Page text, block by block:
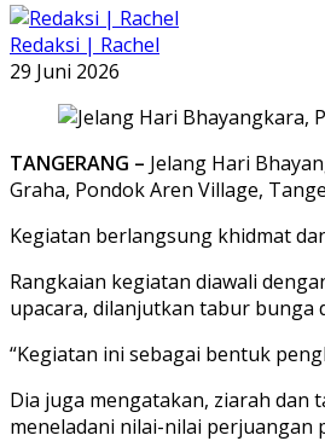
Redaksi | Rachel
29 Juni 2026
TANGERANG – Jelang Hari
Graha, Pondok Aren Village,
Kegiatan berlangsung khidmat
Rangkaian kegiatan diawali
upacara, dilanjutkan tabur bunga
“Kegiatan ini sebagai bentuk
Dia juga mengatakan, ziarah dan
meneladani nilai-nilai perjuangan